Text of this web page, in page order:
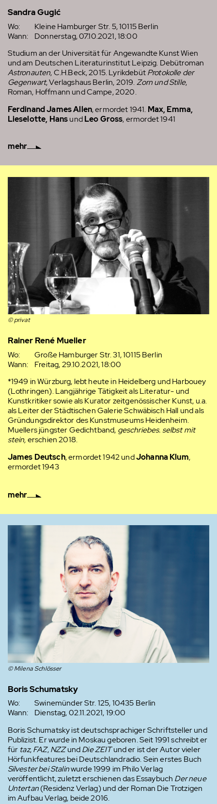
Sandra Gugić
Wo:
Kleine Hamburger Str. 5, 10115 Berlin
Wann:
Donnerstag, 07.10.2021, 18:00
Studium an der Universität für Angewandte Kunst Wien
und am Deutschen Literaturinstitut Leipzig. Debütroman
Astronauten, C.H.Beck, 2015. LyrikdebütProtokolle der
Gegenwart, Verlagshaus Berlin, 2019.Zorn und Stille,
Roman, Hoffmann und Campe, 2020.
Ferdinand James Allen, ermordet 1941. Max, Emma,
Lieselotte, HansundLeo Gross, ermordet 1941
mehr
© privat
Rainer René Mueller
Wo:
Große Hamburger Str. 31, 10115 Berlin
Wann:
Freitag, 29.10.2021, 18:00
*1949 in Würzburg, lebt heute in Heidelberg und Harbouey
(Lothringen). Langjährige Tätigkeit als Literatur- und
Kunstkritiker sowie als Kurator zeitgenössischer Kunst, u.a.
als Leiter der Städtischen Galerie Schwäbisch Hall und als
Gründungsdirektor des Kunstmuseums Heidenheim.
Muellers jüngster Gedichtband, geschriebes. selbst mit
stein,erschien 2018.
James Deutsch, ermordet 1942 undJohanna Klum,
ermordet 1943
mehr
© Milena Schlösser
Boris Schumatsky
Wo:
Swinemünder Str. 125, 10435 Berlin
Wann:
Dienstag, 02.11.2021, 19:00
Boris Schumatsky ist deutschsprachiger Schriftsteller und
Publizist. Er wurde in Moskau geboren. Seit 1991 schreibt er
für taz,FAZ,NZZundDie ZEITund er ist der Autor vieler
Hörfunkfeatures bei Deutschlandradio. Sein erstes Buch
Silvester bei Stalinwurde 1999 im Philo Verlag
veröffentlicht, zuletzt erschienen das Essaybuch Der neue
Untertan(Residenz Verlag) und der Roman Die Trotzigen
im Aufbau Verlag, beide 2016.